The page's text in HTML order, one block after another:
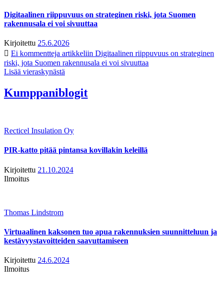
Digitaalinen riippuvuus on strateginen riski, jota Suomen
rakennusala ei voi sivuuttaa
Kirjoitettu 25.6.2026
Ei kommentteja artikkeliin Digitaalinen riippuvuus on strateginen
riski, jota Suomen rakennusala ei voi sivuuttaa
Lisää vieraskynästä
Kumppaniblogit
Recticel Insulation Oy
PIR-katto pitää pintansa kovillakin keleillä
Kirjoitettu 21.10.2024
Ilmoitus
Thomas Lindstrom
Virtuaalinen kaksonen tuo apua rakennuksien suunnitteluun ja
kestävyystavoitteiden saavuttamiseen
Kirjoitettu 24.6.2024
Ilmoitus